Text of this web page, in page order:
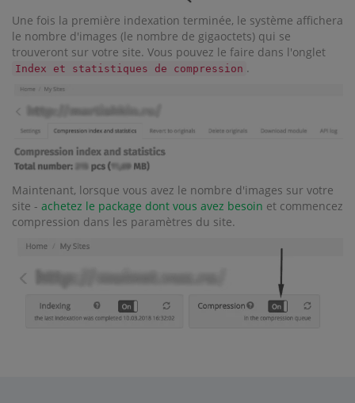
Une fois la première indexation terminée, le système affichera
le nombre d'images (le nombre de gigaoctets) qui se
trouveront sur votre site. Vous pouvez le faire dans l'onglet
Index et statistiques de compression .
Maintenant, lorsque vous avez le nombre d'images sur votre
site - achetez le package dont vous avez besoin et commencez
compression dans les paramètres du site.